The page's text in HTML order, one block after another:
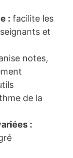
: facilite les
et
notes,
de la
: